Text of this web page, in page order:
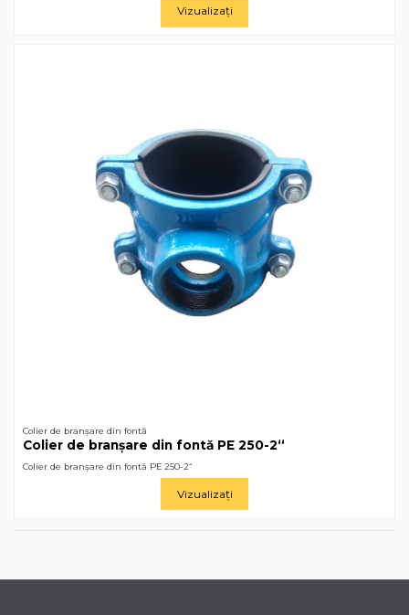
Vizualizați
Colier de branșare din fontă
Colier de branșare din fontă РЕ 250-2“
Colier de branșare din fontă РЕ 250-2“
Vizualizați